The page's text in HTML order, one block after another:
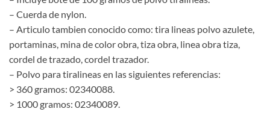
– Cuerda de nylon.
– Articulo tambien conocido como: tira lineas polvo azulete,
portaminas, mina de color obra, tiza obra, linea obra tiza,
cordel de trazado, cordel trazador.
– Polvo para tiralineas en las siguientes referencias:
> 360 gramos: 02340088.
> 1000 gramos: 02340089.